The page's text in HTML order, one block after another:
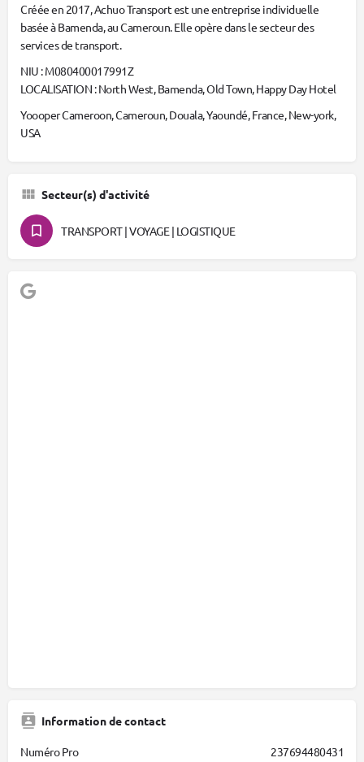
Créée en 2017, Achuo Transport est une entreprise individuelle
basée à Bamenda, au Cameroun. Elle opère dans le secteur des
services de transport.
NIU : M080400017991Z
LOCALISATION : North West, Bamenda, Old Town, Happy Day Hotel
Yoooper Cameroon, Cameroun, Douala, Yaoundé, France, New-york,
USA
Secteur(s) d'activité
TRANSPORT | VOYAGE | LOGISTIQUE
Information de contact
Numéro Pro 237694480431